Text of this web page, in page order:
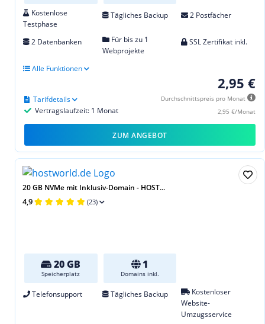
Kostenlose
Testphase
Tägliches Backup 2 Postfächer
2 Datenbanken
Für bis zu 1
Webprojekte
SSL Zertifikat inkl.
Alle Funktionen
2,95 €
Durchschnittspreis pro Monat
2,95 €/Monat
Vertragslaufzeit: 1 Monat
Tarifdetails
ZUM ANGEBOT
20 GB NVMe mit Inklusiv-Domain - HOST...
4,9 (23)
20 GB
Speicherplatz
1
Domains inkl.
Telefonsupport Tägliches Backup
Kostenloser
Website-
Umzugsservice